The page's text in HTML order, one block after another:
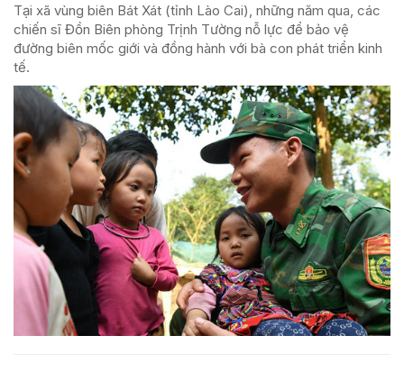
Tại xã vùng biên Bát Xát (tỉnh Lào Cai), những năm qua, các
chiến sĩ Đồn Biên phòng Trịnh Tường nỗ lực để bảo vệ
đường biên mốc giới và đồng hành với bà con phát triển kinh
tế.